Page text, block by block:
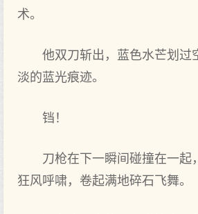
术。
他双刀斩出，蓝色水芒划过
淡的蓝光痕迹。
铛！
刀枪在下一瞬间碰撞在一起
狂风呼啸，卷起满地碎石飞舞。